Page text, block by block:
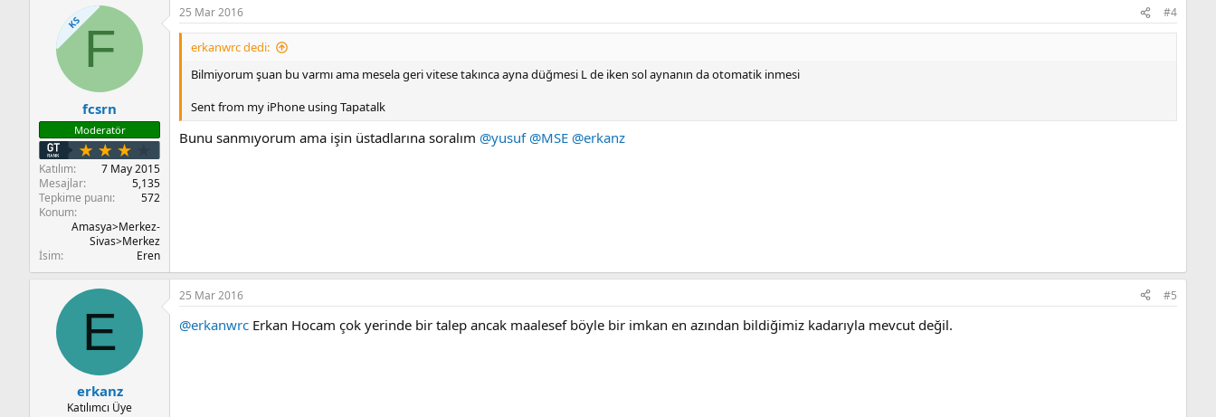
KS F
fcsrn
Moderatör
Katılım
7 May 2015
Mesajlar
5,135
Tepkime puanı
572
Konum
Amasya>Merkez-
Sivas>Merkez
İsim
Eren
25 Mar 2016 #4
erkanwrc dedi:
Bilmiyorum şuan bu varmı ama mesela geri vitese takınca ayna düğmesi L de iken sol aynanın da otomatik inmesi
Sent from my iPhone using Tapatalk
Bunu sanmıyorum ama işin üstadlarına soralım @yusuf @MSE @erkanz
E
erkanz
Katılımcı Üye
25 Mar 2016 #5
@erkanwrc Erkan Hocam çok yerinde bir talep ancak maalesef böyle bir imkan en azından bildiğimiz kadarıyla mevcut değil.